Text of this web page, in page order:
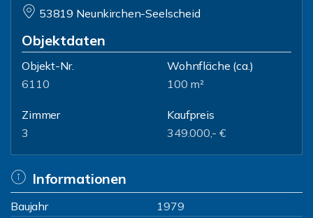
53819 Neunkirchen-Seelscheid
Objektdaten
Objekt-Nr.
6110
Wohnfläche (ca.)
100 m²
Zimmer
3
Kaufpreis
349.000,- €
Informationen
Baujahr
1979